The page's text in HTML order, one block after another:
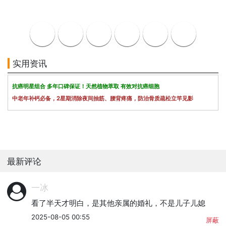
实用资讯
抗癌明星组合 多年口碑保证！天然植物萃取 有效对抗癌细胞
中老年补钙必备，2星期消除夜间抽筋、腰背疼痛，防治骨质疏松立竿见影
最新评论
一冰
看了半天才明白，是其他亲属的婚礼，不是儿子儿媳
2025-08-05 00:55 屏蔽